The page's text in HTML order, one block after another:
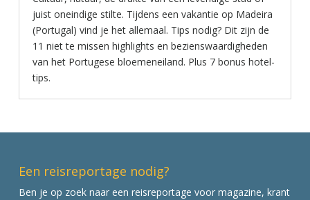
juist oneindige stilte. Tijdens een vakantie op Madeira
(Portugal) vind je het allemaal. Tips nodig? Dit zijn de
11 niet te missen highlights en bezienswaardigheden
van het Portugese bloemeneiland. Plus 7 bonus hotel-
tips.
Een reisreportage nodig?
Ben je op zoek naar een reisreportage voor magazine, krant